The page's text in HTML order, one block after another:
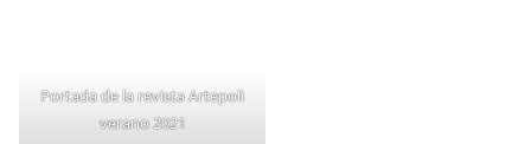
Portada de la revista Artepoli
verano 2021